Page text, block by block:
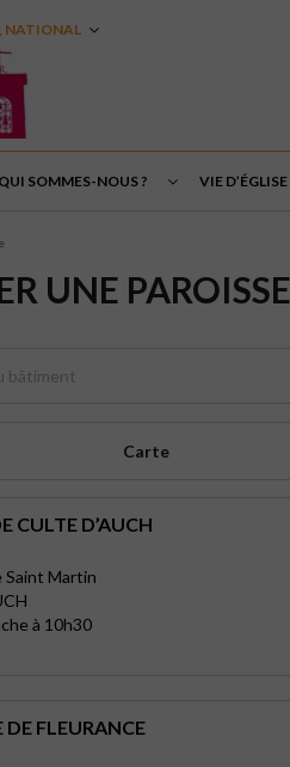
NATIONAL
QUI SOMMES-NOUS ? VIE D’ÉGLISE
UNE PAROISSE
Carte
CULTE D’AUCH
Saint Martin
à 10h30
DE FLEURANCE